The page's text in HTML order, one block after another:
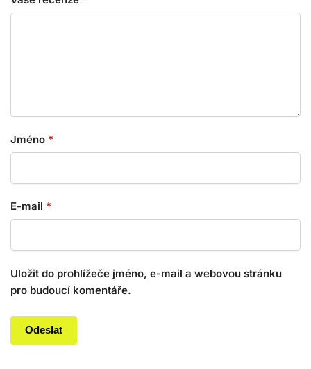
Jméno *
E-mail *
Uložit do prohlížeče jméno, e-mail a webovou stránku
pro budoucí komentáře.